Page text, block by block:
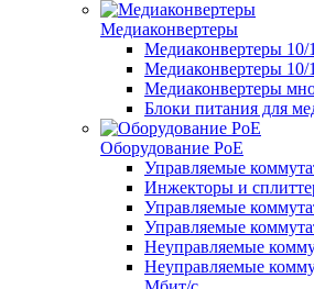
Медиаконвертеры
Медиаконвертеры
Медиаконвертеры
Медиаконвертеры
Блоки питания для
Оборудование PoE
Управляемые
Инжекторы и
Управляемые
Управляемые
Неуправляемые
Неуправляемые